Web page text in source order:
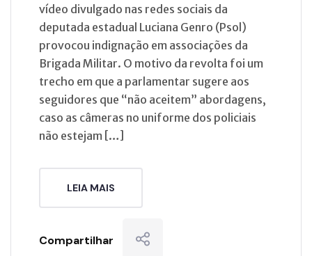
vídeo divulgado nas redes sociais da
deputada estadual Luciana Genro (Psol)
provocou indignação em associações da
Brigada Militar. O motivo da revolta foi um
trecho em que a parlamentar sugere aos
seguidores que “não aceitem” abordagens,
caso as câmeras no uniforme dos policiais
não estejam […]
LEIA MAIS
Compartilhar